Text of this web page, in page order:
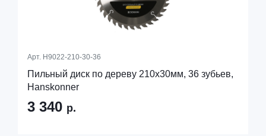
Арт. H9022-210-30-36
Пильный диск по дереву 210x30мм, 36 зубьев,
Hanskonner
3 340 р.